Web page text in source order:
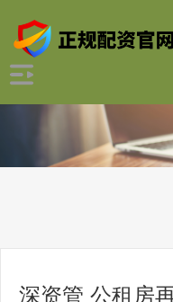
深资管 公租房